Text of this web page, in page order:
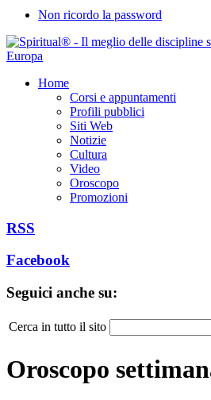
Non ricordo la password
Home
Corsi e appuntamenti
Profili pubblici
Siti Web
Notizie
Cultura
Video
Oroscopo
Promozioni
RSS
Facebook
Seguici anche su:
Cerca in tutto il sito
Oroscopo